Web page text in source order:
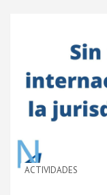
ACTIVIDADES